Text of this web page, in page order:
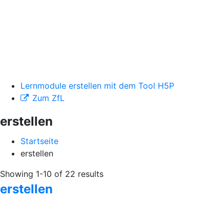
Lernmodule erstellen mit dem Tool H5P
Zum ZfL
erstellen
Startseite
erstellen
Showing 1-10 of 22 results
erstellen